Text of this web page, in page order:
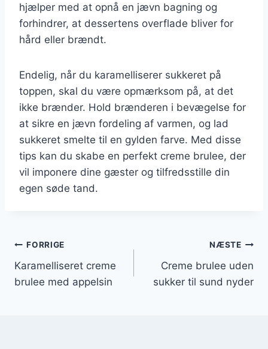
hjælper med at opnå en jævn bagning og
forhindrer, at dessertens overflade bliver for
hård eller brændt.
Endelig, når du karamelliserer sukkeret på
toppen, skal du være opmærksom på, at det
ikke brænder. Hold brænderen i bevægelse for
at sikre en jævn fordeling af varmen, og lad
sukkeret smelte til en gylden farve. Med disse
tips kan du skabe en perfekt creme brulee, der
vil imponere dine gæster og tilfredsstille din
egen søde tand.
Indlægsnavigation
FORRIGE
Karamelliseret creme
brulee med appelsin
NÆSTE
Creme brulee uden
sukker til sund nyder